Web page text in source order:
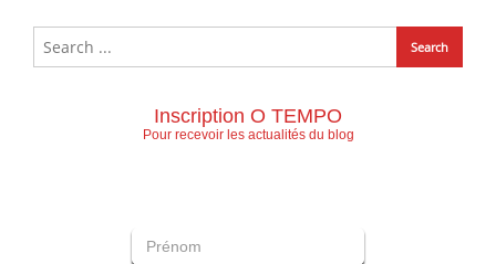
Inscription O TEMPO
Pour recevoir les actualités du blog